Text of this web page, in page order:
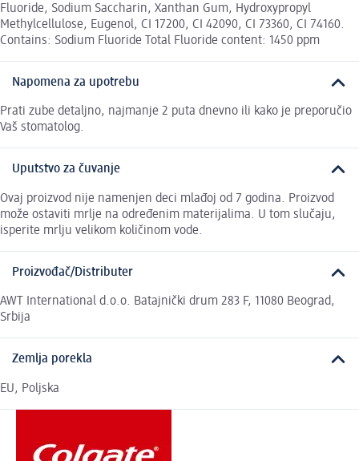
Fluoride, Sodium Saccharin, Xanthan Gum, Hydroxypropyl
Methylcellulose, Eugenol, CI 17200, CI 42090, CI 73360, CI 74160.
Contains: Sodium Fluoride Total Fluoride content: 1450 ppm
Napomena za upotrebu
Prati zube detaljno, najmanje 2 puta dnevno ili kako je preporučio
Vaš stomatolog.
Uputstvo za čuvanje
Ovaj proizvod nije namenjen deci mlađoj od 7 godina. Proizvod
može ostaviti mrlje na određenim materijalima. U tom slučaju,
isperite mrlju velikom količinom vode.
Proizvođač/Distributer
AWT International d.o.o. Batajnički drum 283 F, 11080 Beograd,
Srbija
Zemlja porekla
EU, Poljska